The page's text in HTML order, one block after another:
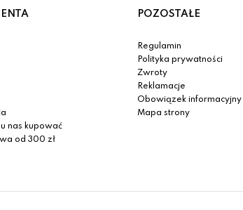
nas kupować
od 300 zł
POZOSTAŁE
Regulamin
Polityka prywatności
Zwroty
Reklamacje
Obowiązek informacyjny
Mapa strony